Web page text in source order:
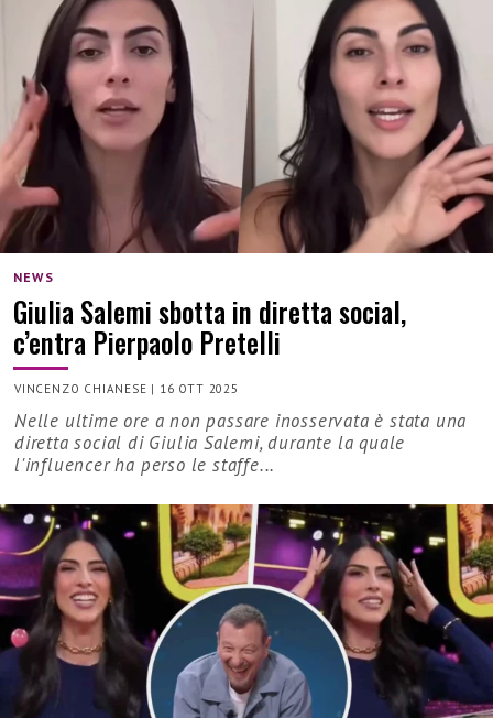
NEWS
Giulia Salemi sbotta in diretta social,
c’entra Pierpaolo Pretelli
VINCENZO CHIANESE | 16 OTT 2025
Nelle ultime ore a non passare inosservata è stata una
diretta social di Giulia Salemi, durante la quale
l'influencer ha perso le staffe...